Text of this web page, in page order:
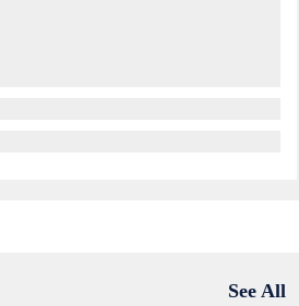
See All